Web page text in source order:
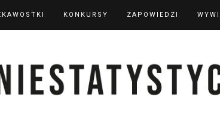
KONKURSY ZAPOWIEDZI